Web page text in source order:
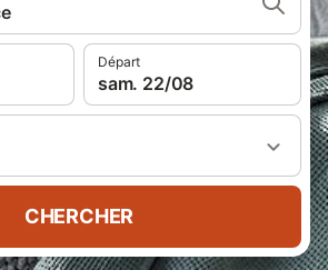
Départ
sam. 22/08
CHERCHER